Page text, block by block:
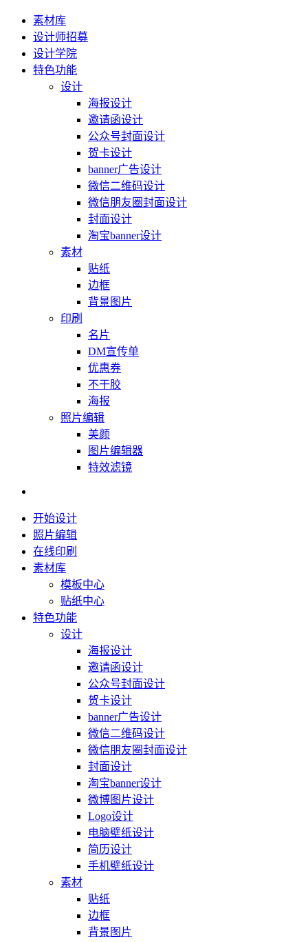
素材库
设计师招募
设计学院
特色功能
设计
海报设计
邀请函设计
公众号封面设计
贺卡设计
banner广告设计
微信二维码设计
微信朋友圈封面设计
封面设计
淘宝banner设计
素材
贴纸
边框
背景图片
印刷
名片
DM宣传单
优惠券
不干胶
海报
照片编辑
美颜
图片编辑器
特效滤镜
开始设计
照片编辑
在线印刷
素材库
模板中心
贴纸中心
特色功能
设计
海报设计
邀请函设计
公众号封面设计
贺卡设计
banner广告设计
微信二维码设计
微信朋友圈封面设计
封面设计
淘宝banner设计
微博图片设计
Logo设计
电脑壁纸设计
简历设计
手机壁纸设计
素材
贴纸
边框
背景图片